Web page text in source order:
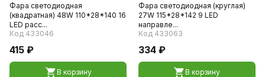
Фара светодиодная
(квадратная) 48W 110*28*140 16
LED расс...
Код 433046
415 ₽
В корзину
Фара светодиодная (круглая)
27W 115*28*142 9 LED
направле...
Код 433063
334 ₽
В корзину